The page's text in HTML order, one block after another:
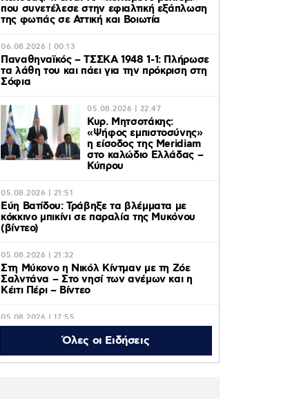
που συνετέλεσε στην εφιαλτική εξάπλωση
της φωτιάς σε Αττική και Βοιωτία
06.08.2026 | 00:13
Παναθηναϊκός – ΤΣΣΚΑ 1948 1-1: Πλήρωσε
τα λάθη του και πάει για την πρόκριση στη
Σόφια
05.08.2026 | 22:47
Κυρ. Μητσοτάκης:
«Ψήφος εμπιστοσύνης»
η είσοδος της Meridiam
στο καλώδιο Ελλάδας –
Κύπρου
05.08.2026 | 21:51
Εύη Βατίδου: Τράβηξε τα βλέμματα με
κόκκινο μπικίνι σε παραλία της Μυκόνου
(βίντεο)
05.08.2026 | 21:32
Στη Μύκονο η Νικόλ Κίντμαν με τη Ζόε
Σαλντάνα – Στο νησί των ανέμων και η
Κέιτι Πέρι – Βίντεο
05.08.2026 | 17:55
ERTFLIX και τον Ιούλιο με 22.551.894
views, για δεύτερο συνεχόμενο μήνα
Όλες οι Ειδήσεις